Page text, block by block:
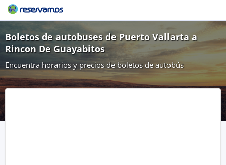
Boletos de autobuses de Puerto Vallarta a
Rincon De Guayabitos
Encuentra horarios y precios de boletos de autobús